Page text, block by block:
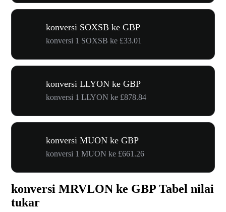
konversi SOXSB ke GBP
konversi 1 SOXSB ke £33.01
konversi LLYON ke GBP
konversi 1 LLYON ke £878.84
konversi MUON ke GBP
konversi 1 MUON ke £661.26
konversi MRVLON ke GBP Tabel nilai
tukar